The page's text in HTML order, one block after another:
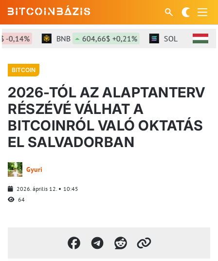
BNB 604,66$ +0,21% SOL 76,54$
BITCOIN
2026-TÓL AZ ALAPTANTERV
RÉSZÉVÉ VÁLHAT A
BITCOINRÓL VALÓ OKTATÁS
EL SALVADORBAN
Gyuri
2026. április 12.
10:45
64